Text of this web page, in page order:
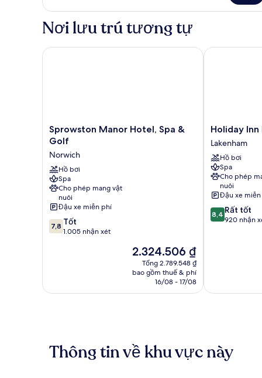
Birch
Nơi lưu trú tương tự
Sprowston
Manor
Spa
&
Golf
Norwich
Sprowston Manor Hotel, Spa &
Golf
Norwich
Hồ bơi
Spa
Cho phép mang vật
nuôi
Đậu xe miễn phí
7.8
trên
7,8 Tốt
1.005 nhận xét
Giá
hiện
tại
2.324.506 ₫
2.324.506 ₫
Tổng 2.789.548 ₫
bao gồm thuế & phí
16/08 - 17/08
Sprowston Manor Hotel, Spa & Golf
Holiday
Inn
Norwich
by
IHG
Lakenham
Holiday
Lakenham
Hồ bơi
Spa
Cho phép
nuôi
Đậu xe
8.4
trên
8,4 Rất tốt
920 nhận
Holiday Inn
Thông tin về khu vực này